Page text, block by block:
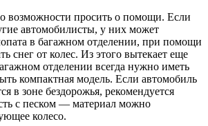
возможности просить о помощи. Если
автомобилисты, у них может
в багажном отделении, при помощи
снег от колес. Из этого вытекает еще
отделении всегда нужно иметь
компактная модель. Если автомобиль
в зоне бездорожья, рекомендуется
с песком — материал можно
колесо.